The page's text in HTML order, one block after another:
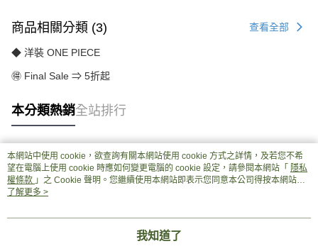
商品相關分類 (3) 查看全部
◆ 洋裝 ONE PIECE
🉐 Final Sale ⇒ 5折起
本分類熱銷全站排行
熱門標籤
本網站中使用 cookie，欲查詢有關本網站使用 cookie 方式之詳情，及若您不希
望在電腦上使用 cookie 時應如何變更電腦的 cookie 設定，請參閱本網站「 隱私
權條款 」之 Cookie 聲明。您繼續使用本網站即表示您同意本公司得按本網站使
用條款之 Cookie 聲明使用 cookie。
了解更多 >
我知道了